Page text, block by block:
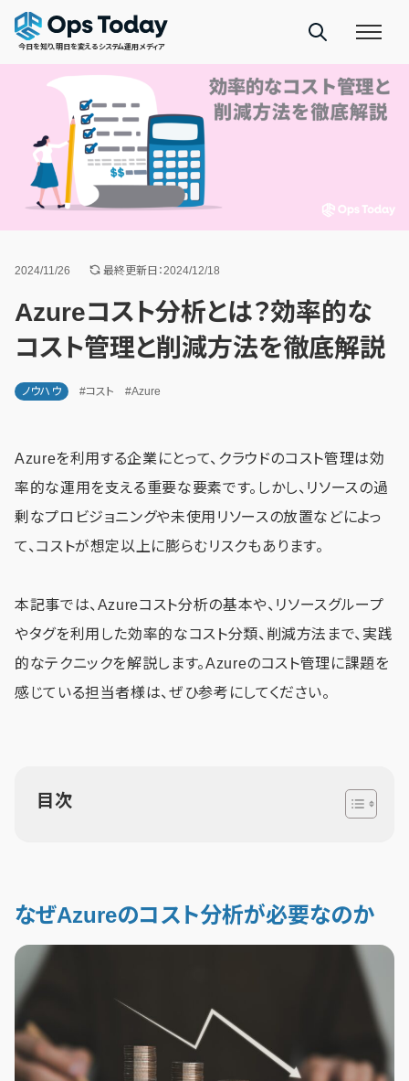
今日を知り、明日を変えるシステム運用メディア
2024/11/26 最終更新日：2024/12/18
Azureコスト分析とは？効率的な
コスト管理と削減方法を徹底解説
ノウハウ #コスト #Azure
Azureを利用する企業にとって、クラウドのコスト管理は効
率的な運用を支える重要な要素です。しかし、リソースの過
剰なプロビジョニングや未使用リソースの放置などによっ
て、コストが想定以上に膨らむリスクもあります。
本記事では、Azureコスト分析の基本や、リソースグループ
やタグを利用した効率的なコスト分類、削減方法まで、実践
的なテクニックを解説します。Azureのコスト管理に課題を
感じている担当者様は、ぜひ参考にしてください。
目次
なぜAzureのコスト分析が必要なのか